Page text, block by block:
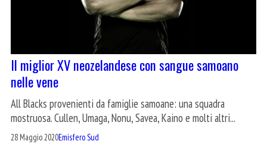
Il miglior XV neozelandese con sangue samoano
nelle vene
All Blacks provenienti da famiglie samoane: una squadra
mostruosa. Cullen, Umaga, Nonu, Savea, Kaino e molti altri...
28 Maggio 2020Emisfero Sud